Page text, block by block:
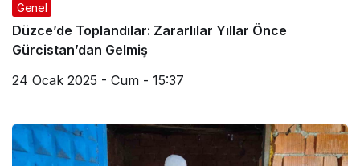
Genel
Düzce’de Toplandılar: Zararlılar Yıllar Önce
Gürcistan’dan Gelmiş
24 Ocak 2025 - Cum - 15:37